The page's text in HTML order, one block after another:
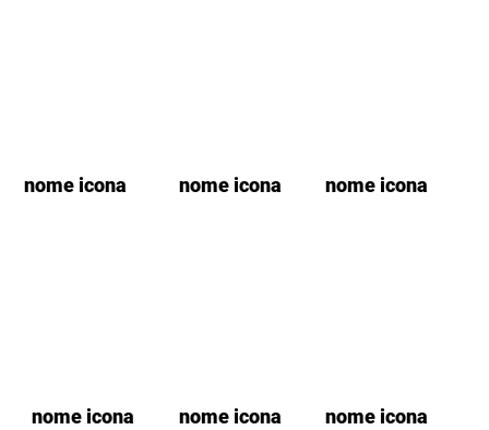
nome icona nome icona nome icona
nome icona nome icona nome icona